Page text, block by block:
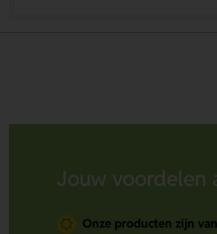
Jouw voordelen
Onze producten zijn